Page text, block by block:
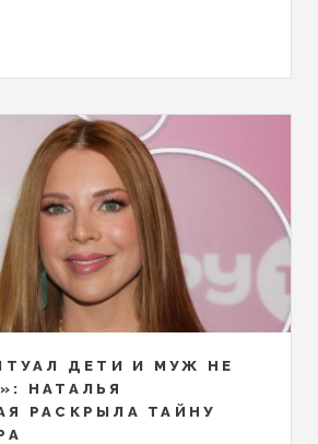
ДЕТИ И МУЖ НЕ
НАТАЛЬЯ
РАСКРЫЛА ТАЙНУ